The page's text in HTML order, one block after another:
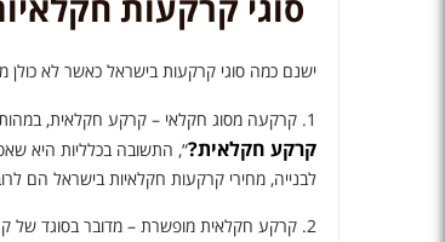
ישנם כמה סוגי קרקעות בישראל כאשר לא כולן
1. קרקעה מסוג חקלאי – קרקע חקלאית, במהותה, מיועדו לעבודה חקלאית – מטע, שדה וכדומה. בשאלה “
קרקע חקלאית?“, התשובה בכלליות היא
לבנייה, מחירי קרקעות חקלאיות בישראל הם
2. קרקע חקלאית מופשרת – מדובר בסוגד של